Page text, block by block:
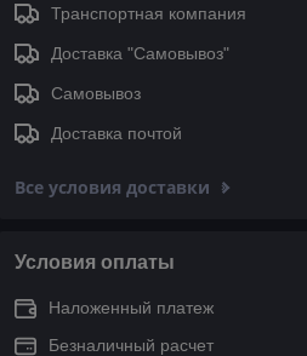
Транспортная компания
Доставка "Самовывоз"
Самовывоз
Доставка почтой
Все условия доставки
Условия оплаты
Наложенный платеж
Безналичный расчет